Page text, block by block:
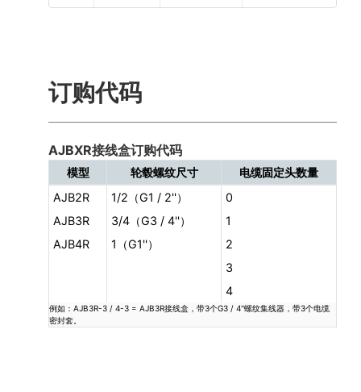
订购代码
AJBXR接线盒订购代码
模型 轮毂螺纹尺寸
电缆固定头数量
AJB2R
1/2（G1 / 2''）
0
AJB3R
3/4（G3 / 4''）
1
AJB4R
1（G1''）
2
3
4
例如：AJB3R-3 / 4-3 = AJB3R接线盒，带3个G3 / 4''螺纹集线器，带3个电缆
密封套。